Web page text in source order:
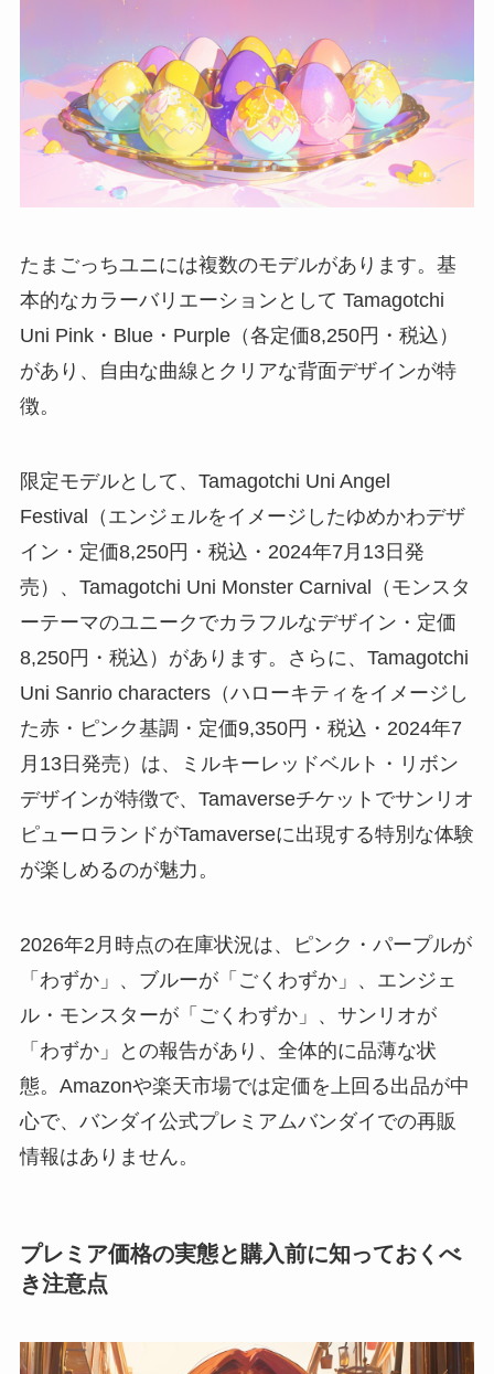
たまごっちユニには複数のモデルがあります。基
本的なカラーバリエーションとして Tamagotchi
Uni Pink・Blue・Purple（各定価8,250円・税込）
があり、自由な曲線とクリアな背面デザインが特
徴。
限定モデルとして、Tamagotchi Uni Angel
Festival（エンジェルをイメージしたゆめかわデザ
イン・定価8,250円・税込・2024年7月13日発
売）、Tamagotchi Uni Monster Carnival（モンスタ
ーテーマのユニークでカラフルなデザイン・定価
8,250円・税込）があります。さらに、Tamagotchi
Uni Sanrio characters（ハローキティをイメージし
た赤・ピンク基調・定価9,350円・税込・2024年7
月13日発売）は、ミルキーレッドベルト・リボン
デザインが特徴で、Tamaverseチケットでサンリオ
ピューロランドがTamaverseに出現する特別な体験
が楽しめるのが魅力。
2026年2月時点の在庫状況は、ピンク・パープルが
「わずか」、ブルーが「ごくわずか」、エンジェ
ル・モンスターが「ごくわずか」、サンリオが
「わずか」との報告があり、全体的に品薄な状
態。Amazonや楽天市場では定価を上回る出品が中
心で、バンダイ公式プレミアムバンダイでの再販
情報はありません。
プレミア価格の実態と購入前に知っておくべ
き注意点